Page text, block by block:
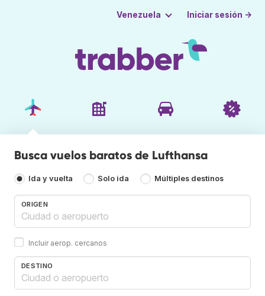
Venezuela Iniciar sesión →
Busca vuelos baratos de Lufthansa
Ida y vuelta Solo ida Múltiples destinos
ORIGEN
Incluir aerop. cercanos
DESTINO